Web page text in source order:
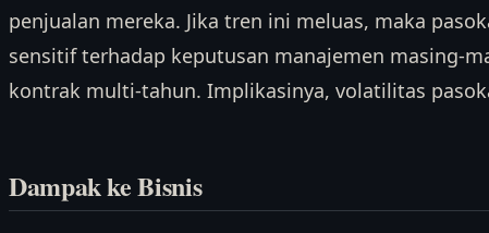
penjualan mereka. Jika tren ini meluas, maka
sensitif terhadap keputusan manajemen masing-
kontrak multi-tahun. Implikasinya, volatilitas
Dampak ke Bisnis